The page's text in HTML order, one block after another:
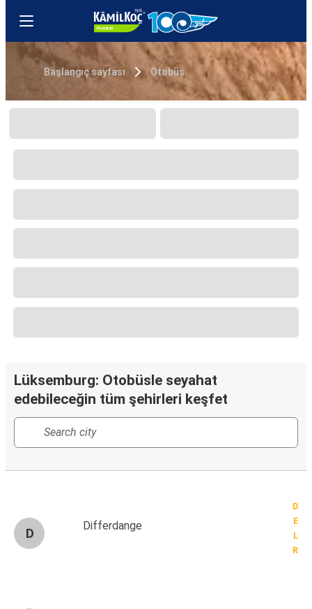
Başlangıç sayfası Otobüs
Lüksemburg: Otobüsle seyahat
edebileceğin tüm şehirleri keşfet
D
E
L
R
D
Differdange